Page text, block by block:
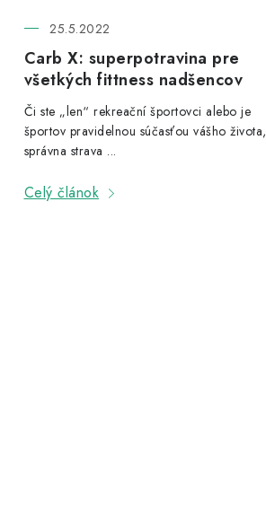
Carb X: superpotravina pre
všetkých fittness nadšencov
25.5.2022
Či ste „len“ rekreační športovci alebo je
športov pravidelnou súčasťou vášho života,
správna strava ...
Celý článok